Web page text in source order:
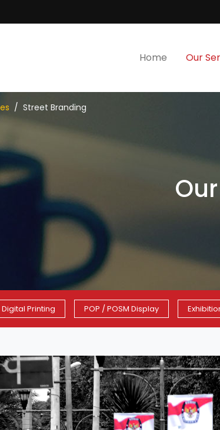
Home Our
Street Branding
Digital Printing POP / POSM Display